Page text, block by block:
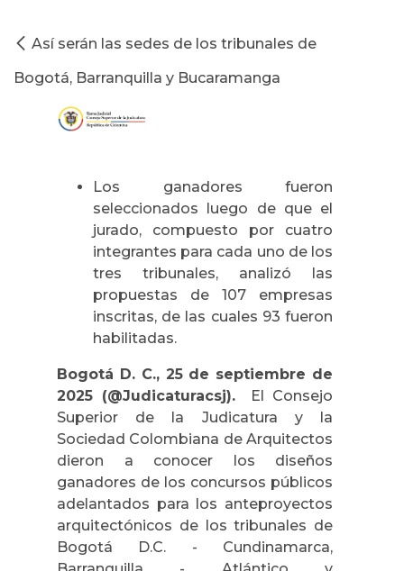
Así serán las sedes de los tribunales de
Bogotá, Barranquilla y Bucaramanga
Los ganadores fueron
seleccionados luego de que el
jurado, compuesto por cuatro
integrantes para cada uno de los
tres tribunales, analizó las
propuestas de 107 empresas
inscritas, de las cuales 93 fueron
habilitadas.
Bogotá D. C., 25 de septiembre de
2025 (@Judicaturacsj).El Consejo
Superior de la Judicatura y la
Sociedad Colombiana de Arquitectos
dieron a conocer los diseños
ganadores de los concursos públicos
adelantados para los anteproyectos
arquitectónicos de los tribunales de
Bogotá D.C. - Cundinamarca,